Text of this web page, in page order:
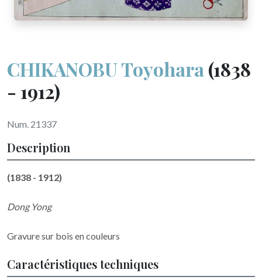
CHIKANOBU Toyohara(1838
- 1912)
Num. 21337
Description
(1838 - 1912)
Dong Yong
Gravure sur bois en couleurs
Caractéristiques techniques